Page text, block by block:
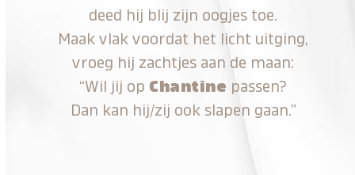
deed hij blij zijn oogjes toe.
Maak vlak voordat het licht uitging,
vroeg hij zachtjes aan de maan:
“Wil jij op Chantine passen?
Dan kan hij/zij ook slapen gaan.”